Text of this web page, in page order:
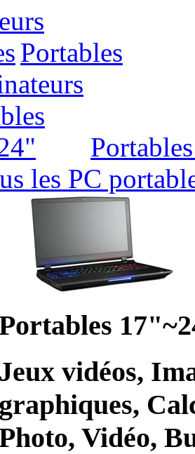
Portables
les PC
Jeux vidéos,
graphiques,
Vidéo,